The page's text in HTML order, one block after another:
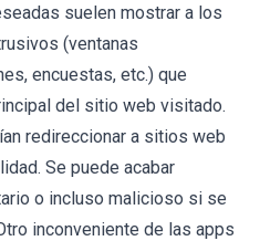
suelen mostrar a los
(ventanas
encuestas, etc.) que
del sitio web visitado.
redireccionar a sitios web
Se puede acabar
o incluso malicioso si se
inconveniente de las apps